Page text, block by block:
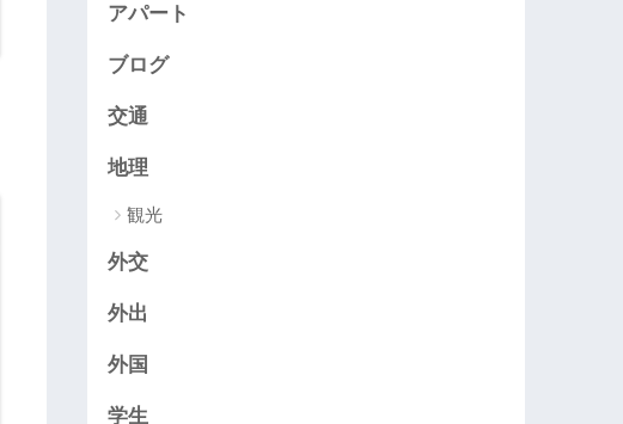
アパート
ブログ
交通
地理
観光
外交
外出
外国
学生